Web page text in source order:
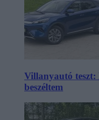
Villanyautó
beszéltem